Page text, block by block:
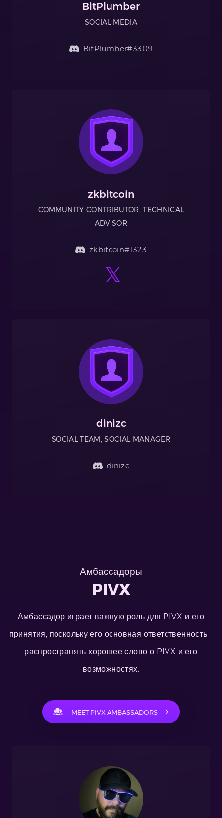
BitPlumber
SOCIAL MEDIA
BitPlumber#3309
zkbitcoin
COMMUNITY CONTRIBUTOR, TECHNICAL
ADVISOR
zkbitcoin#1323
dinizc
SOCIAL TEAM, SOCIAL MANAGER
dinizc
Амбассадоры
PIVX
Амбассадор играет важную роль для PIVX и его
принятия, поскольку его основная ответственность -
распространять хорошее слово о PIVX и его
возможностях.
MEET PIVX AMBASSADORS